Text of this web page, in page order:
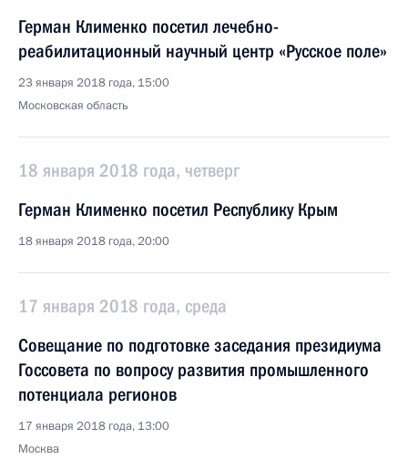
Герман Клименко посетил лечебно-
реабилитационный научный центр «Русское поле»
23 января 2018 года, 15:00
Московская область
18 января 2018 года, четверг
Герман Клименко посетил Республику Крым
18 января 2018 года, 20:00
17 января 2018 года, среда
Совещание по подготовке заседания президиума
Госсовета по вопросу развития промышленного
потенциала регионов
17 января 2018 года, 13:00
Москва